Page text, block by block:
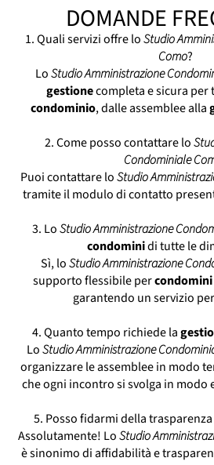
Consulenze
Contabilità
Gestione Condominiale
Manutenzione
Servizio
Como
Servizio Condominiale
Società
Como
DOMANDE
1. Quali servizi offre loStudio
Como?
LoStudio Amministrazione
gestionecompleta e sicura
condominio, dalle assemblee alla
2. Come posso contattare lo
Condominiale
Puoi contattare loStudio
tramite il modulo di contatto
3. LoStudio Amministrazione
condominidi tutte le
Sì, loStudio Amministrazione
supporto flessibile percondomini
garantendo un servizio
4. Quanto tempo richiede la
LoStudio Amministrazione
organizzare le assemblee in modo
che ogni incontro si svolga in
5. Posso fidarmi della
Assolutamente! LoStudio
è sinonimo di affidabilità e